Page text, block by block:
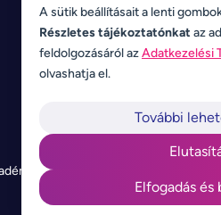
Minden jog fenntartva.
A sütik beállításait a lenti
Részletes tájékoztatónkat az
feldolgozásáról azAdatkezelési
olvashatja el.
További
Elfogadás és